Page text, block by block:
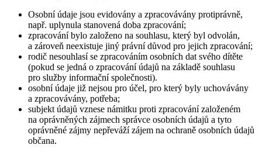
Osobní údaje jsou evidovány a zpracovávány protiprávně,
např. uplynula stanovená doba zpracování;
zpracování bylo založeno na souhlasu, který byl odvolán,
a zároveň neexistuje jiný právní důvod pro jejich zpracování;
rodič nesouhlasí se zpracováním osobních dat svého dítěte
(pokud se jedná o zpracování údajů na základě souhlasu
pro služby informační společnosti).
osobní údaje již nejsou pro účel, pro který byly uchovávány
a zpracovávány, potřeba;
subjekt údajů vznese námitku proti zpracování založeném
na oprávněných zájmech správce osobních údajů a tyto
oprávněné zájmy nepřeváží zájem na ochraně osobních údajů
občana.